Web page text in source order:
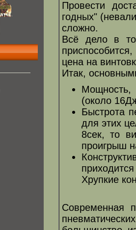
Провести
годных"
сложно.
Всё дело в
цена на
Итак,
Мощность,
(около
Быстрота
для этих
8сек, то
проигрыш
Хрупкие
Современная